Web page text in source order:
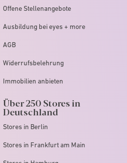
Offene Stellenangebote
Ausbildung bei eyes + more
AGB
Widerrufsbelehrung
Immobilien anbieten
Über 250 Stores in
Deutschland
Stores in Berlin
Stores in Frankfurt am Main